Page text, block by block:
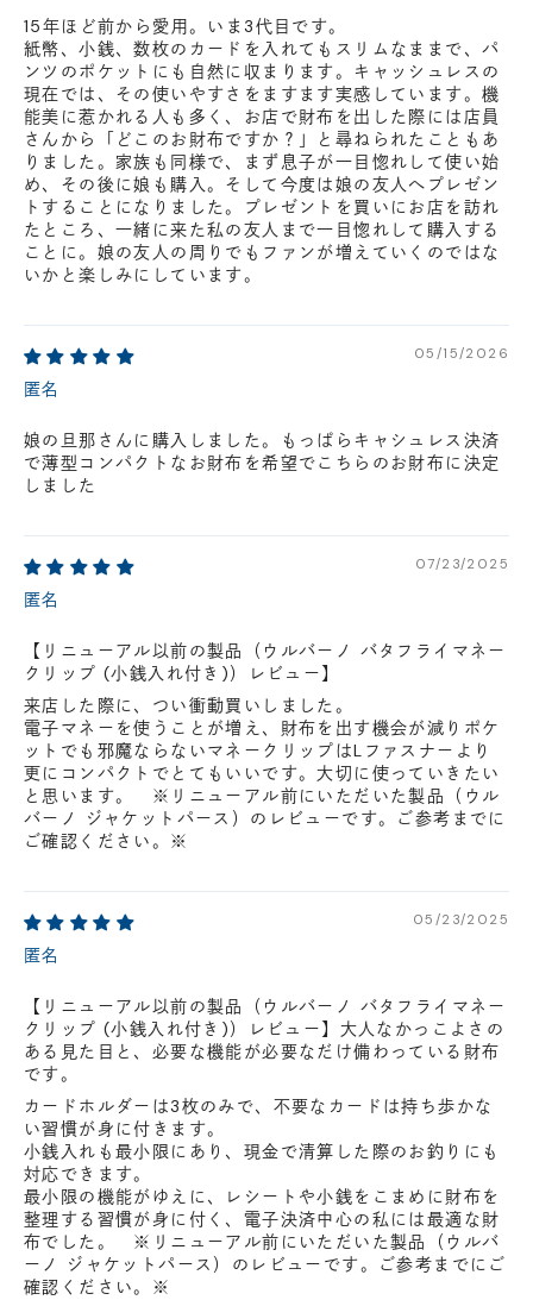
15年ほど前から愛用。いま3代目です。
紙幣、小銭、数枚のカードを入れてもスリムなままで、パ
ンツのポケットにも自然に収まります。キャッシュレスの
現在では、その使いやすさをますます実感しています。機
能美に惹かれる人も多く、お店で財布を出した際には店員
さんから「どこのお財布ですか？」と尋ねられたこともあ
りました。家族も同様で、まず息子が一目惚れして使い始
め、その後に娘も購入。そして今度は娘の友人へプレゼン
トすることになりました。プレゼントを買いにお店を訪れ
たところ、一緒に来た私の友人まで一目惚れして購入する
ことに。娘の友人の周りでもファンが増えていくのではな
いかと楽しみにしています。
05/15/2026
匿名
娘の旦那さんに購入しました。もっぱらキャシュレス決済
で薄型コンパクトなお財布を希望でこちらのお財布に決定
しました
07/23/2025
匿名
【リニューアル以前の製品（ウルバーノ バタフライマネー
クリップ (小銭入れ付き)）レビュー】
来店した際に、つい衝動買いしました。
電子マネーを使うことが増え、財布を出す機会が減りポケ
ットでも邪魔ならないマネークリップはLファスナーより
更にコンパクトでとてもいいです。大切に使っていきたい
と思います。 ※リニューアル前にいただいた製品（ウル
バーノ ジャケットパース）のレビューです。ご参考までに
ご確認ください。※
05/23/2025
匿名
【リニューアル以前の製品（ウルバーノ バタフライマネー
クリップ (小銭入れ付き)）レビュー】大人なかっこよさの
ある見た目と、必要な機能が必要なだけ備わっている財布
です。
カードホルダーは3枚のみで、不要なカードは持ち歩かな
い習慣が身に付きます。
小銭入れも最小限にあり、現金で清算した際のお釣りにも
対応できます。
最小限の機能がゆえに、レシートや小銭をこまめに財布を
整理する習慣が身に付く、電子決済中心の私には最適な財
布でした。 ※リニューアル前にいただいた製品（ウルバ
ーノ ジャケットパース）のレビューです。ご参考までにご
確認ください。※